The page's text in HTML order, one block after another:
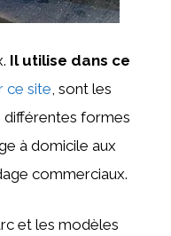
Il utilise dans ce
ce site , sont les
différentes formes
à domicile aux
commerciaux.
et les modèles